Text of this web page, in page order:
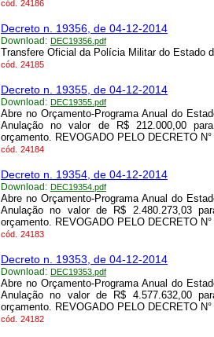
cód. 24186
Decreto n. 19356, de 04-12-2014
Download: DEC19356.pdf
Transfere Oficial da Polícia Militar do Estado
cód. 24185
Decreto n. 19355, de 04-12-2014
Download: DEC19355.pdf
Abre no Orçamento-Programa Anual do
Anulação no valor de R$ 212.000,00
orçamento. REVOGADO PELO DECRETO
cód. 24184
Decreto n. 19354, de 04-12-2014
Download: DEC19354.pdf
Abre no Orçamento-Programa Anual do
Anulação no valor de R$ 2.480.273,03
orçamento. REVOGADO PELO DECRETO
cód. 24183
Decreto n. 19353, de 04-12-2014
Download: DEC19353.pdf
Abre no Orçamento-Programa Anual do
Anulação no valor de R$ 4.577.632,00
orçamento. REVOGADO PELO DECRETO
cód. 24182